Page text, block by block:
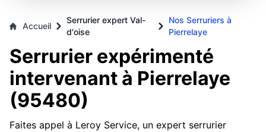
Accueil
Serrurier expert Val-
d'oise
Nos Serruriers à
Pierrelaye
Serrurier expérimenté
intervenant à Pierrelaye
(95480)
Faites appel à Leroy Service, un expert serrurier